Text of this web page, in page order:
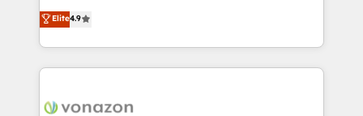
et grandes entreprises en France et à l'international,
dans des secteurs variés : SaaS, immobilier,
B2B à travers l’acquisition de nouveaux clients,
l'intégration CRM et le développement des revenus
auprès de vos comptes existants. En France et à
l'international, nous travaillons avec des ETI
delà d’une simple transformation digitale et des
Elite4.9